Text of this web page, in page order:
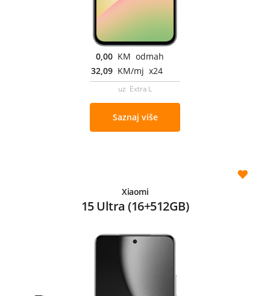
0,00 KM odmah
32,09 KM/mj x24
uz Extra L
Saznaj više
Xiaomi
15 Ultra (16+512GB)